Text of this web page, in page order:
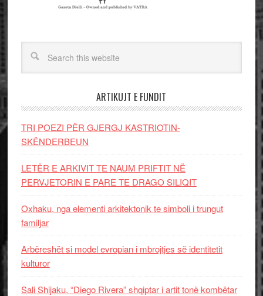
ARTIKUJT E FUNDIT
TRI POEZI PËR GJERGJ KASTRIOTIN-
SKËNDERBEUN
LETËR E ARKIVIT TE NAUM PRIFTIT NË
PERVJETORIN E PARE TE DRAGO SILIQIT
Oxhaku, nga elementi arkitektonik te simboli i trungut
familjar
Arbëreshët si model evropian i mbrojtjes së identitetit
kulturor
Sali Shijaku, “Diego Rivera” shqiptar i artit tonë kombëtar